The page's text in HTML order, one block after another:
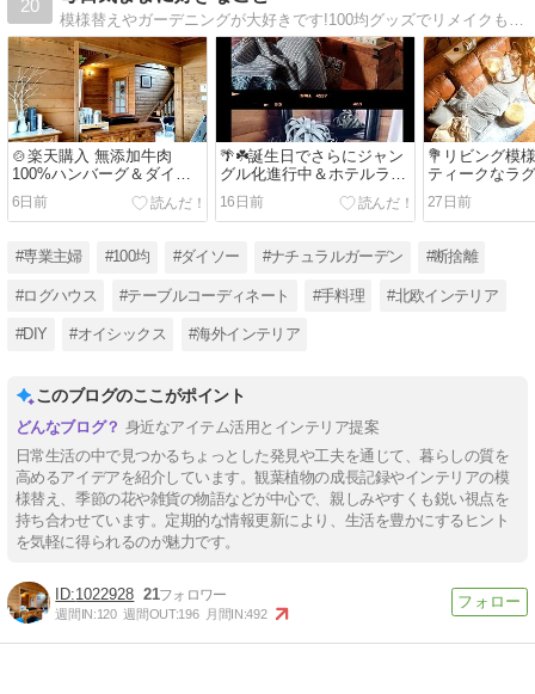
20
🍲楽天購入 無添加牛肉
100%ハンバーグ＆ダイソ
ーのシンプル収納🧺
6日前
🌴☘️誕生日でさらにジャン
グル化進行中＆ホテルライ
クな香り☘️🌴
16日前
💐リビング模
ティークなラ
ら隠し💐
27日前
#専業主婦 #100均 #ダイソー #ナチュラルガーデン #断捨離
#ログハウス #テーブルコーディネート #手料理 #北欧インテリア
#DIY #オイシックス #海外インテリア
このブログのここがポイント
身近なアイテム活用とインテリア提案
日常生活の中で見つかるちょっとした発見や工夫を通じて、暮らしの質を
高めるアイデアを紹介しています。観葉植物の成長記録やインテリアの模
様替え、季節の花や雑貨の物語などが中心で、親しみやすくも鋭い視点を
持ち合わせています。定期的な情報更新により、生活を豊かにするヒント
を気軽に得られるのが魅力です。
1022928 21
週間IN:120 週間OUT:196 月間IN:492